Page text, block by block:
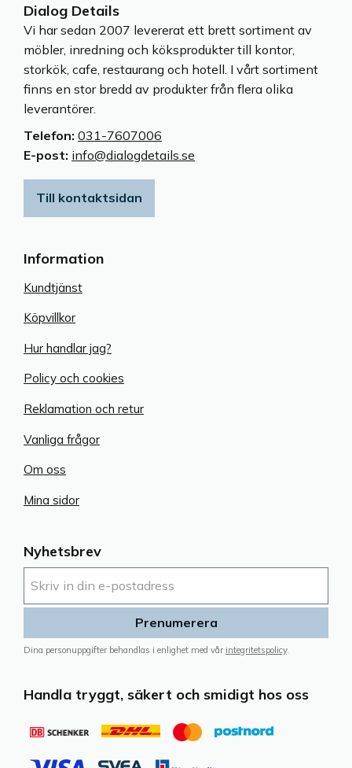
Nyhetsbrev
Prenumerera
Dina personuppgifter behandlas i enlighet med vår integritetspolicy.
Handla tryggt, säkert och smidigt hos oss
Information
Kundtjänst
Köpvillkor
Hur handlar jag?
Policy och cookies
Reklamation och retur
Vanliga frågor
Om oss
Mina sidor
Dialog Details
Vi har sedan 2007 levererat ett brett sortiment av
möbler, inredning och köksprodukter till kontor,
storkök, cafe, restaurang och hotell. I vårt sortiment
finns en stor bredd av produkter från flera olika
leverantörer.
Telefon: 031-7607006
E-post: info@dialogdetails.se
Till kontaktsidan